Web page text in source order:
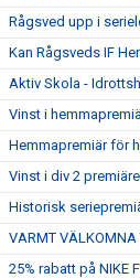
Rågsved upp i
Kan Rågsveds IF
Aktiv Skola -
Vinst i
Hemmapremiär för
Vinst i div 2
Historisk
VARMT VÄLKOMNA
25% rabatt på NIKE